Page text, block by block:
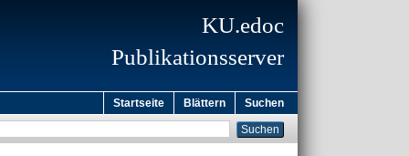
KU.edoc
Publikationsserver
Startseite Blättern Suchen